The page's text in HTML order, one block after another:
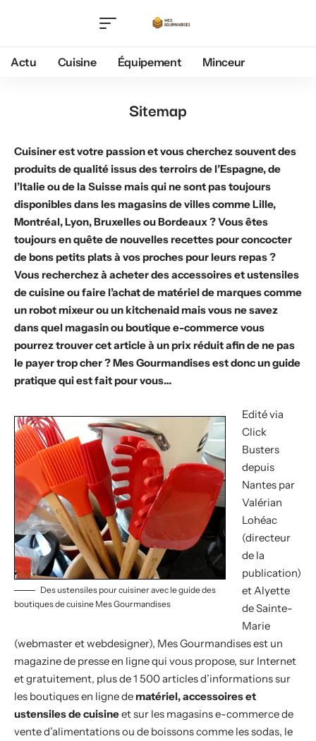
Actu Cuisine Équipement Minceur
Sitemap
Cuisiner est votre passion et vous cherchez souvent des
produits de qualité issus des terroirs de l’Espagne, de
l’Italie ou de la Suisse mais qui ne sont pas toujours
disponibles dans les magasins de villes comme Lille,
Montréal, Lyon, Bruxelles ou Bordeaux ? Vous êtes
toujours en quête de nouvelles recettes pour concocter
de bons petits plats à vos proches pour leurs repas ?
Vous recherchez à acheter des accessoires et ustensiles
de cuisine ou faire l’achat de matériel de marques comme
un robot mixeur ou un kitchenaid mais vous ne savez
dans quel magasin ou boutique e-commerce vous
pourrez trouver cet article à un prix réduit afin de ne pas
le payer trop cher ? Mes Gourmandises est donc un guide
pratique qui est fait pour vous…
Des ustensiles pour cuisiner avec le guide des
boutiques de cuisine Mes Gourmandises
Edité via
Click
Busters
depuis
Nantes par
Valérian
Lohéac
(directeur
de la
publication)
et Alyette
de Sainte-
Marie
(webmaster et webdesigner), Mes Gourmandises est un
magazine de presse en ligne qui vous propose, sur Internet
et gratuitement, plus de 1 500 articles d’informations sur
les boutiques en ligne de matériel, accessoires et
ustensiles de cuisineet sur les magasins e-commerce de
vente d’alimentations ou de boissons comme les sodas, le